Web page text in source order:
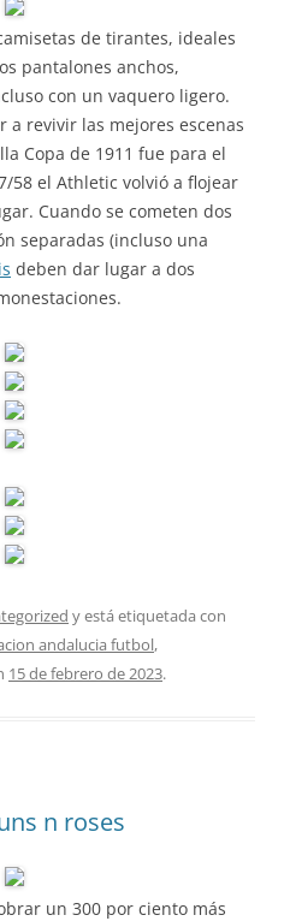
de tirantes, ideales
pantalones anchos,
con un vaquero ligero.
a revivir las mejores escenas
Copa de 1911 fue para el
58 el Athletic volvió a flojear
Cuando se cometen dos
separadas (incluso una
deben dar lugar a dos
y está etiquetada con
andalucia futbol,
15 de febrero de 2023.
n roses
un 300 por ciento más